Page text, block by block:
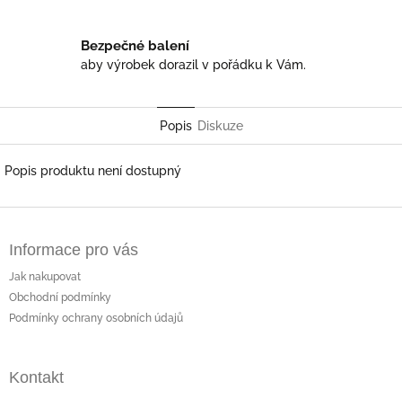
Bezpečné balení
aby výrobek dorazil v pořádku k Vám.
Popis Diskuze
Popis produktu není dostupný
Informace pro vás
Jak nakupovat
Obchodní podmínky
Podmínky ochrany osobních údajů
Kontakt